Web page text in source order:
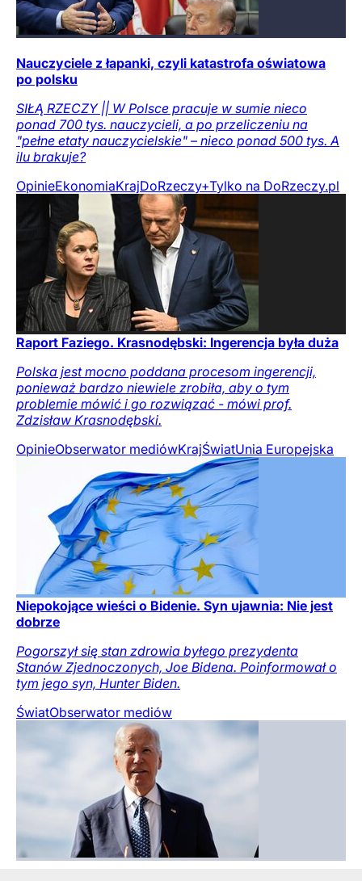
Nauczyciele z łapanki, czyli katastrofa oświatowa
po polsku
SIŁĄ RZECZY || W Polsce pracuje w sumie nieco
ponad 700 tys. nauczycieli, a po przeliczeniu na
"pełne etaty nauczycielskie" – nieco ponad 500 tys. A
ilu brakuje?
OpinieEkonomiaKrajDoRzeczy+Tylko na DoRzeczy.pl
Raport Faziego. Krasnodębski: Ingerencja była duża
Polska jest mocno poddana procesom ingerencji,
ponieważ bardzo niewiele zrobiła, aby o tym
problemie mówić i go rozwiązać - mówi prof.
Zdzisław Krasnodębski.
OpinieObserwator mediówKrajŚwiatUnia Europejska
Niepokojące wieści o Bidenie. Syn ujawnia: Nie jest
dobrze
Pogorszył się stan zdrowia byłego prezydenta
Stanów Zjednoczonych, Joe Bidena. Poinformował o
tym jego syn, Hunter Biden.
ŚwiatObserwator mediów